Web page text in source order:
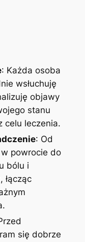
: Każda osoba
wsłuchuję
objawy
stanu
celu leczenia.
: Od
powrocie do
bólu i
łącząc
się dobrze